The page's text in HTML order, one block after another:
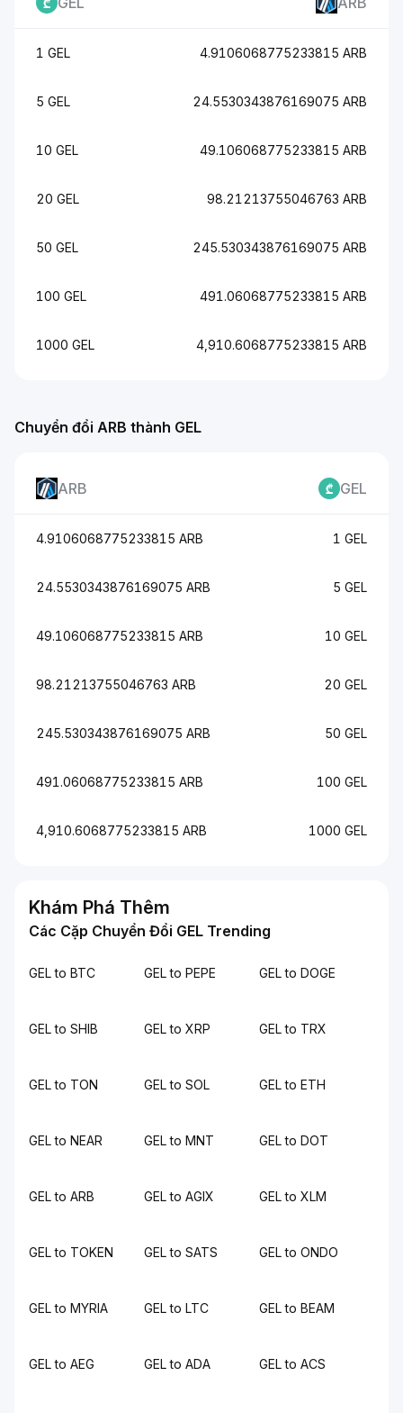
Chuyển đổi ARB thành GEL
ARB GEL
4.9106068775233815 ARB 1 GEL
24.5530343876169075 ARB 5 GEL
49.106068775233815 ARB 10 GEL
98.21213755046763 ARB 20 GEL
245.530343876169075 ARB 50 GEL
491.06068775233815 ARB 100 GEL
4,910.6068775233815 ARB 1000 GEL
1 GEL 4.9106068775233815 ARB
5 GEL 24.5530343876169075 ARB
10 GEL 49.106068775233815 ARB
20 GEL 98.21213755046763 ARB
50 GEL 245.530343876169075 ARB
100 GEL 491.06068775233815 ARB
1000 GEL 4,910.6068775233815 ARB
Khám Phá Thêm
Các Cặp Chuyển Đổi GEL Trending
GEL to BTC GEL to PEPE GEL to DOGE
GEL to SHIB GEL to XRP GEL to TRX
GEL to TON GEL to SOL GEL to ETH
GEL to NEAR GEL to MNT GEL to DOT
GEL to ARB GEL to AGIX GEL to XLM
GEL to TOKEN GEL to SATS GEL to ONDO
GEL to MYRIA GEL to LTC GEL to BEAM
GEL to AEG GEL to ADA GEL to ACS